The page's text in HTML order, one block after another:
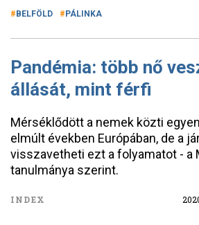
BELFÖLD PÁLINKA
Pandémia: több nő
állását, mint férfi
Mérséklődött a nemek közti
elmúlt években Európában, de a
visszavetheti ezt a folyamatot - a
tanulmánya szerint.
INDEX